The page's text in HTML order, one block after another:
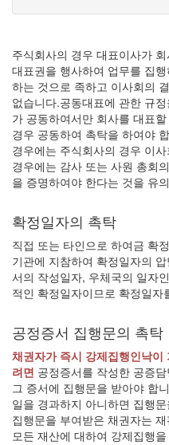
주식회사의 경우 대표이사가
대표권을 행사하여 업무를 집
하는 것으로 족하고 이사회의
없습니다.공동대표에 관한 규
가 공동하여서만 회사를 대표
경우 공동하여 촉탁을 하여야
경우에는 주식회사의 경우 이
경우에는 감사 또는 사원 총회
을 증명하여야 한다는 것을 유
확정일자의 촉탁
직접 또는 타인으로 하여금 확
기관에 지참하여 확정일자의
서의 작성일자, 우체국의 일자
적인 확정일자이므로 확정일
공정증서 집행문의 촉탁
채권자가 즉시 강제집행인낙
려면 공정증서를 작성한 공증
그 증서에 집행문을 받아야 합
일을 경과하지 아니하면 집행
집행문을 부여받은 채권자는
모든 재산에 대하여 강제집행